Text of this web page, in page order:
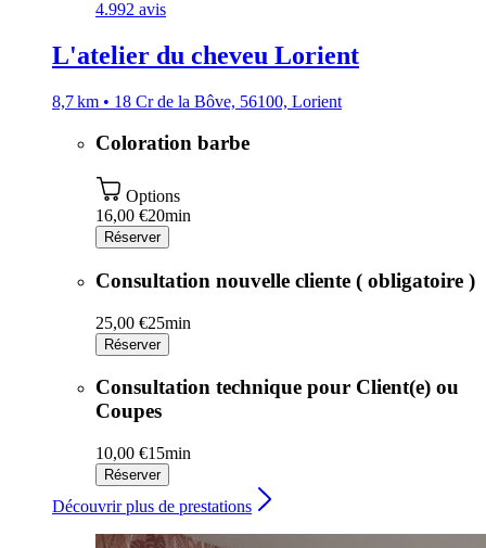
4.992 avis
L'atelier du cheveu Lorient
8,7 km • 18 Cr de la Bôve, 56100, Lorient
Coloration barbe
Options
16,00 €20min
Réserver
Consultation nouvelle cliente ( obligatoire )
25,00 €25min
Réserver
Consultation technique pour Client(e) ou
Coupes
10,00 €15min
Réserver
Découvrir plus de prestations